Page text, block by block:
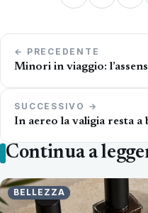
Navigazione
articoli
← PRECEDENTE
Minori in viaggio:
SUCCESSIVO →
In aereo la valigia resta a
Continua a
BELLEZZA